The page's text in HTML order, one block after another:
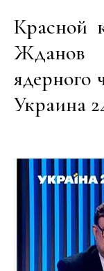
Красной
Украина